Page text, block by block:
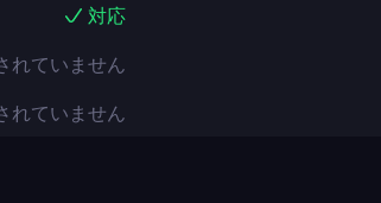
対応
れていません
れていません